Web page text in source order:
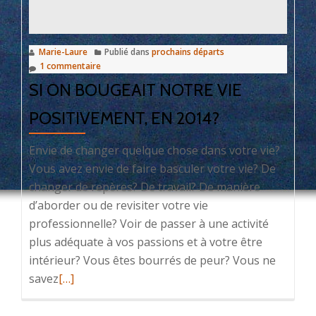
Marie-Laure Publié dans prochains départs
1 commentaire
SI ON BOUGEAIT NOTRE VIE
POSITIVEMENT, EN 2014?
Envie de changer quelque chose dans votre vie?
Vous avez envie de faire basculer votre vie? De
changer de repères? De travail? De manière
d’aborder ou de revisiter votre vie
professionnelle? Voir de passer à une activité
plus adéquate à vos passions et à votre être
intérieur? Vous êtes bourrés de peur? Vous ne
savezEn
[…]